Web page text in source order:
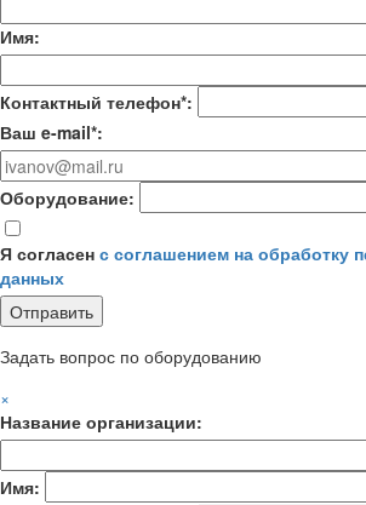
Имя:
Контактный телефон*:
Ваш e-mail*:
Оборудование:
Я согласен с соглашением на обработку
данных
Задать вопрос по оборудованию
×
Название организации:
Имя: